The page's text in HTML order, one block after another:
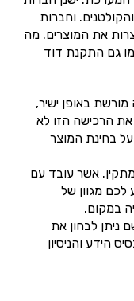
וחברות
את המוצרים. מה
כמו גם התקנת דוד
באופן ישיר,
הרכישה הזו לא
בחינת המוצר
אשר עובד עם
לכם מגוון של
במקום.
ניתן לבחון את
הידע והניסיון